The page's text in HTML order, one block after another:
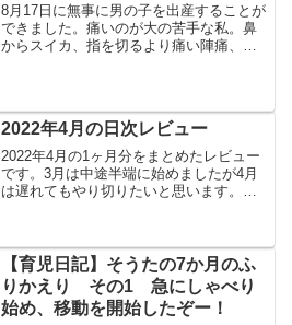
8月17日に無事に男の子を出産することが
できました。痛いのが大の苦手な私。鼻
からスイカ、指を切るより痛い陣痛、痛
ったと感じられたのか...
2022年4月の日次レビュー
2022年4月の1ヶ月分をまとめたレビュー
です。3月は中途半端に始めましたが4月
は遅れてもやり切りたいと思います。よ
2022年...
【育児日記】そうたの7か月のふ
りかえり その1 急にしゃべり
始め、移動を開始したぞー！